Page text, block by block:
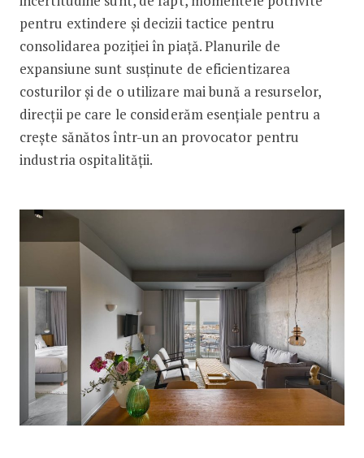
pentru extindere și decizii tactice pentru
consolidarea poziției în piață. Planurile de
expansiune sunt susținute de eficientizarea
costurilor și de o utilizare mai bună a resurselor,
direcții pe care le considerăm esențiale pentru a
crește sănătos într-un an provocator pentru
industria ospitalității.